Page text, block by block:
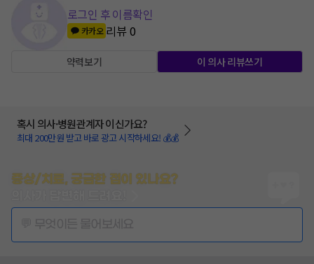
로그인 후 이름확인
카카오 리뷰0
약력보기 이 의사 리뷰쓰기
혹시 의사·병원관계자 이신가요?
최대 200만원 받고 바로 광고 시작하세요! 💰💰
증상/치료, 궁금한 점이 있나요?